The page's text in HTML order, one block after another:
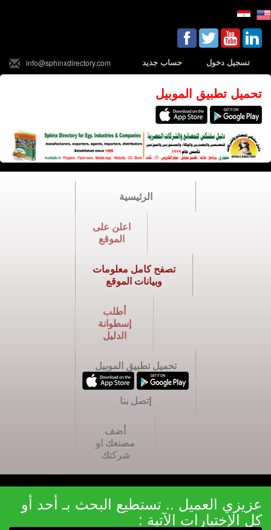
تسجيل دخول حساب جديد info@sphinxdirectory.com
تحميل تطبيق الموبيل
الرئيسية
اعلن على
الموقع
تصفح كامل معلومات
وبيانات الموقع
أطلب
إسطوانة
الدليل
تحميل تطبيق الموبيل
إتصل بنا
أضف
مصنعك او
شركتك
عزيزي العميل .. تستطيع البحث بـ أحد أو
كل الإختيارات الآتية :